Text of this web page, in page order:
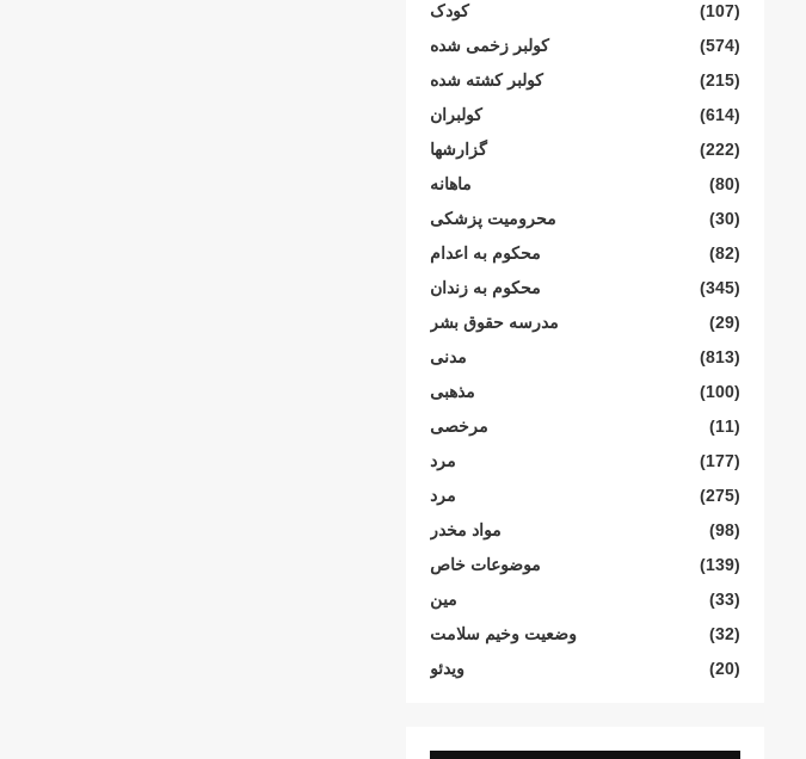
کودک
(107)
کولبر زخمی شدە
(574)
کولبر کشتە شدە
(215)
کولبران
(614)
گزارشها
(222)
ماهانە
(80)
محرومیت پزشکی
(30)
محکوم بە اعدام
(82)
محکوم بە زندان
(345)
مدرسە حقوق بشر
(29)
مدنی
(813)
مذهبی
(100)
مرخصی
(11)
مرد
(177)
مرد
(275)
مواد مخدر
(98)
موضوعات خاص
(139)
مین
(33)
وضعیت وخیم سلامت
(32)
ویدئو
(20)